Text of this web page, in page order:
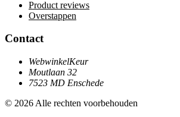
Product reviews
Overstappen
Contact
WebwinkelKeur
Moutlaan 32
7523 MD Enschede
© 2026 Alle rechten voorbehouden